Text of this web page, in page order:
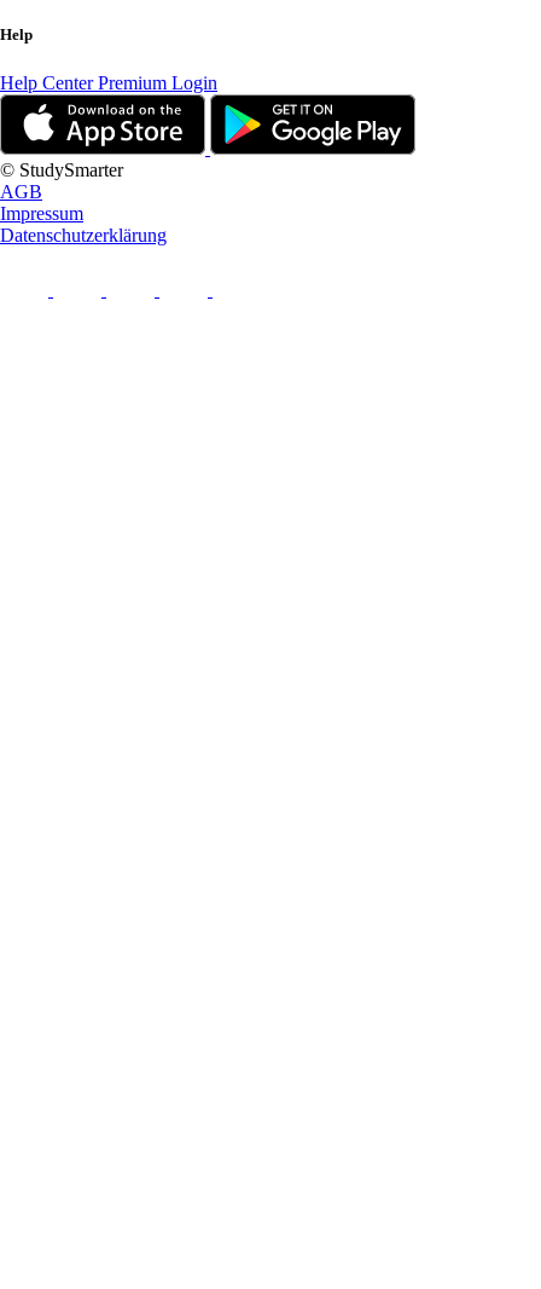
Help
Help CenterPremium Login
© StudySmarter
AGB
Impressum
Datenschutzerklärung